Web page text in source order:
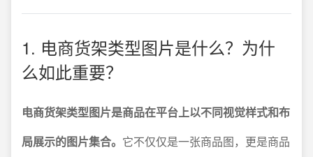
1. 电商货架类型图片是什么？为什
么如此重要？
电商货架类型图片是商品在平台上以不同视觉样式和布
局展示的图片集合。 它不仅仅是一张商品图，更是商品